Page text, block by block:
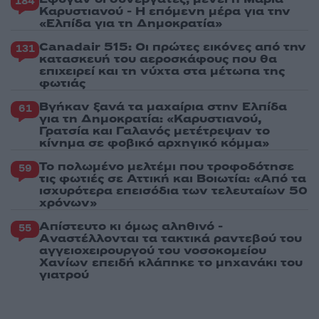
Καρυστιανού - Η επόμενη μέρα για την
«Ελπίδα για τη Δημοκρατία»
131 Canadair 515: Οι πρώτες εικόνες από την
κατασκευή του αεροσκάφους που θα
επιχειρεί και τη νύχτα στα μέτωπα της
φωτιάς
61 Βγήκαν ξανά τα μαχαίρια στην Ελπίδα
για τη Δημοκρατία: «Καρυστιανού,
Γρατσία και Γαλανός μετέτρεψαν το
κίνημα σε φοβικό αρχηγικό κόμμα»
59 Το πολωμένο μελτέμι που τροφοδότησε
τις φωτιές σε Αττική και Βοιωτία: «Από τα
ισχυρότερα επεισόδια των τελευταίων 50
χρόνων»
55 Απίστευτο κι όμως αληθινό -
Aναστέλλονται τα τακτικά ραντεβού του
αγγειοχειρουργού του νοσοκομείου
Χανίων επειδή κλάπηκε το μηχανάκι του
γιατρού